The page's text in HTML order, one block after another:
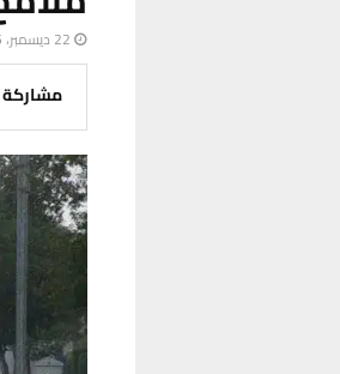
22 ديسمبر، 2025
مشاركة